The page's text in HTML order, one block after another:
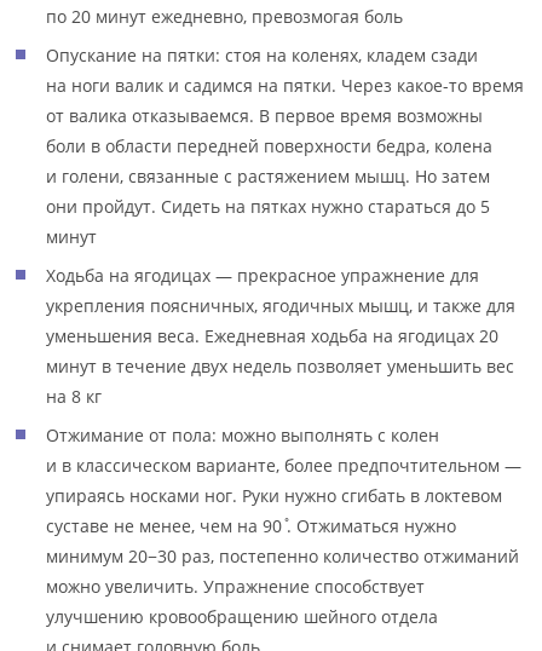
по 20 минут ежедневно, превозмогая боль
Опускание на пятки: стоя на коленях, кладем сзади
на ноги валик и садимся на пятки. Через какое-то время
от валика отказываемся. В первое время возможны
боли в области передней поверхности бедра, колена
и голени, связанные с растяжением мышц. Но затем
они пройдут. Сидеть на пятках нужно стараться до 5
минут
Ходьба на ягодицах — прекрасное упражнение для
укрепления поясничных, ягодичных мышц, и также для
уменьшения веса. Ежедневная ходьба на ягодицах 20
минут в течение двух недель позволяет уменьшить вес
на 8 кг
Отжимание от пола: можно выполнять с колен
и в классическом варианте, более предпочтительном —
упираясь носками ног. Руки нужно сгибать в локтевом
суставе не менее, чем на 90 ̊. Отжиматься нужно
минимум 20−30 раз, постепенно количество отжиманий
можно увеличить. Упражнение способствует
улучшению кровообращению шейного отдела